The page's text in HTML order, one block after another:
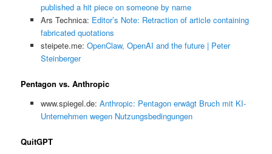
published a hit piece on someone by name
Ars Technica: Editor’s Note: Retraction of article containing
fabricated quotations
steipete.me: OpenClaw, OpenAI and the future | Peter
Steinberger
Pentagon vs. Anthropic
www.spiegel.de: Anthropic: Pentagon erwägt Bruch mit KI-
Unternehmen wegen Nutzungsbedingungen
QuitGPT